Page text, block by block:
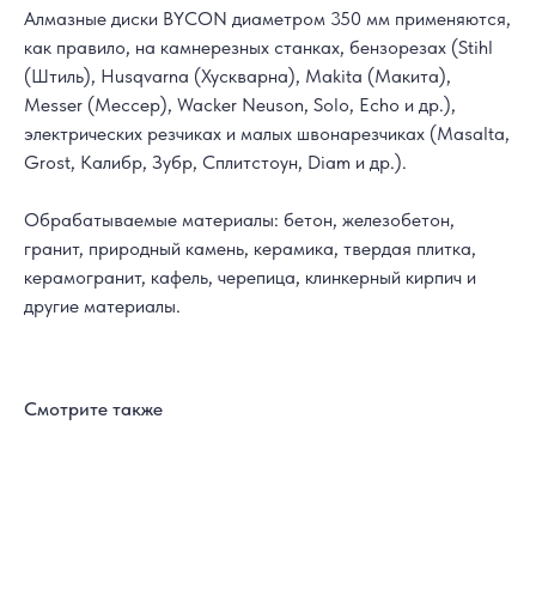
Алмазные диски BYCON диаметром 350 мм применяются,
как правило, на камнерезных станках, бензорезах (Stihl
(Штиль), Husqvarna (Хускварна), Makita (Макита),
Messer (Мессер), Wacker Neuson, Solo, Echo и др.),
электрических резчиках и малых швонарезчиках (Masalta,
Grost, Калибр, Зубр, Сплитстоун, Diam и др.).
Обрабатываемые материалы: бетон, железобетон,
гранит, природный камень, керамика, твердая плитка,
керамогранит, кафель, черепица, клинкерный кирпич и
другие материалы.
Смотрите также